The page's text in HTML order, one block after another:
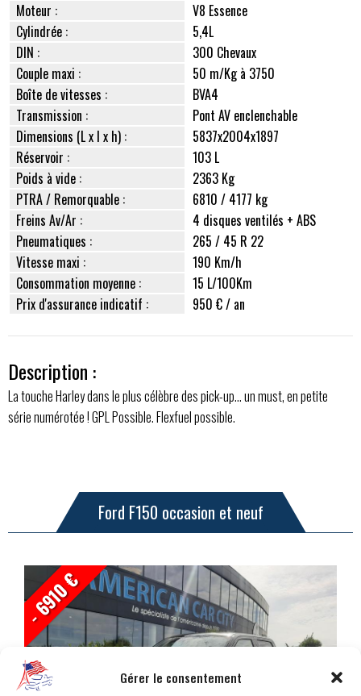
Gérer le consentement
Moteur :
V8 Essence
Cylindrée :
5,4L
DIN :
300 Chevaux
Couple maxi :
50 m/Kg à 3750
Boîte de vitesses :
BVA4
Transmission :
Pont AV enclenchable
Dimensions (L x l x h) :
5837x2004x1897
Réservoir :
103 L
Poids à vide :
2363 Kg
PTRA / Remorquable :
6810 / 4177 kg
Freins Av/Ar :
4 disques ventilés + ABS
Pneumatiques :
265 / 45 R 22
Vitesse maxi :
190 Km/h
Consommation moyenne :
15 L/100Km
Prix d'assurance indicatif :
950 € / an
Description :
La touche Harley dans le plus célèbre des pick-up… un must, en petite
série numérotée ! GPL Possible. Flexfuel possible.
Ford F150 occasion et neuf
- 6910 €